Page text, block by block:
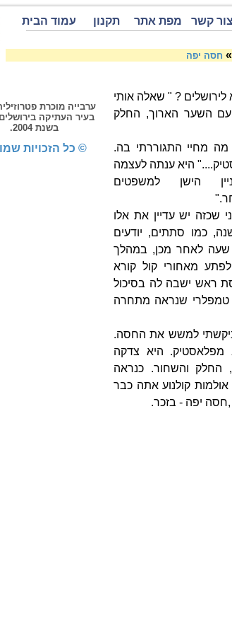
צור קשר מפת אתר תקנון עמוד הבית
» חסה יפה
? " שאלה אותי
עם השער הארוך, החלק
מה מחיי התגוררתי בה.
היא ענתה לעצמה
הישן למשפטים
שכזה יש עדיין את אלו
כמו סתתים, יודעים
שעה לאחר מכן, במהלך
מאחורי קול קורא
ראש ישבה לה בסיכול
טמפלרי שנראה מתחרה
למשש את החסה.
מפלאסטיק. היא צדקה
החלק והשחור. כנראה
קולנוע אתה כבר
,חסה יפה - בזכר.
ערבייה מוכרת
בעיר העתיקה
בשנת 2004.
© כל הזכויות